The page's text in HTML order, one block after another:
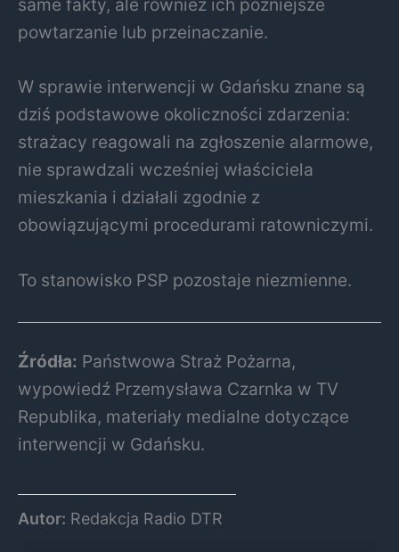
powtarzanie lub przeinaczanie.
W sprawie interwencji w Gdańsku znane są
dziś podstawowe okoliczności zdarzenia:
strażacy reagowali na zgłoszenie alarmowe,
nie sprawdzali wcześniej właściciela
mieszkania i działali zgodnie z
obowiązującymi procedurami ratowniczymi.
To stanowisko PSP pozostaje niezmienne.
Źródła: Państwowa Straż Pożarna,
wypowiedź Przemysława Czarnka w TV
Republika, materiały medialne dotyczące
interwencji w Gdańsku.
Autor: Redakcja Radio DTR